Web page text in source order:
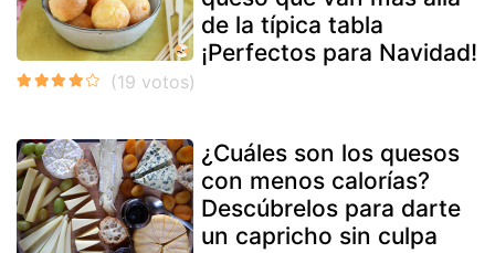
de la típica tabla
¡Perfectos para Navidad!
¿Cuáles son los quesos
con menos calorías?
Descúbrelos para darte
un capricho sin culpa